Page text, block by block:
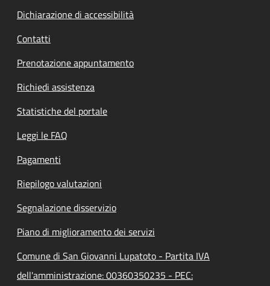
Dichiarazione di accessibilità
Contatti
Prenotazione appuntamento
Richiedi assistenza
Statistiche del portale
Leggi le FAQ
Pagamenti
Riepilogo valutazioni
Segnalazione disservizio
Piano di miglioramento dei servizi
Comune di San Giovanni Lupatoto - Partita IVA
dell'amministrazione: 00360350235 - PEC: